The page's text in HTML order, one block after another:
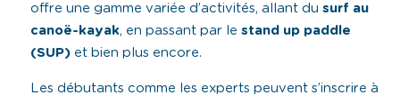
offre une gamme variée d’activités, allant du surf au
canoë-kayak, en passant par le stand up paddle
(SUP)et bien plus encore.
Les débutants comme les experts peuvent s’inscrire à